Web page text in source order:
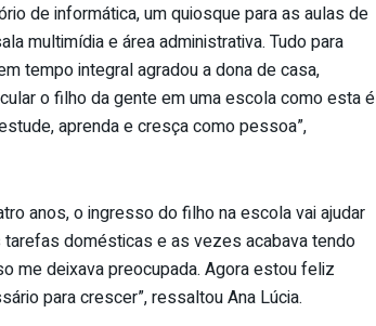
de informática, um quiosque para as aulas de
multimídia e área administrativa. Tudo para
tempo integral agradou a dona de casa,
o filho da gente em uma escola como esta é
aprenda e cresça como pessoa”,
anos, o ingresso do filho na escola vai ajudar
domésticas e as vezes acabava tendo
me deixava preocupada. Agora estou feliz
para crescer”, ressaltou Ana Lúcia.